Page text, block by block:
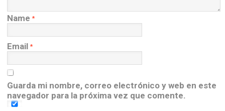
Name *
Email *
Guarda mi nombre, correo electrónico y web en este
navegador para la próxima vez que comente.